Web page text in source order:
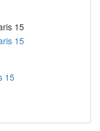
15